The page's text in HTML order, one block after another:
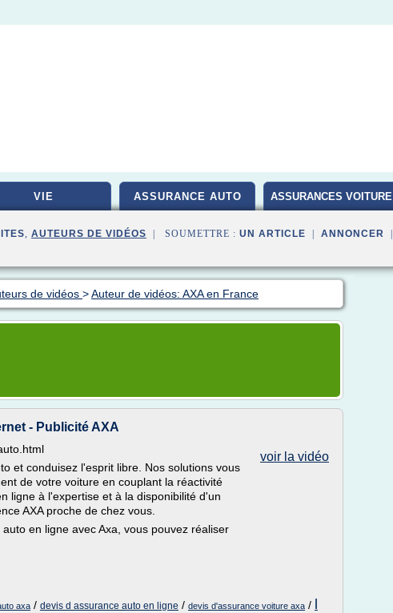
VIE ASSURANCE AUTO ASSURANCES VOITURE
, AUTEURS DE VIDÉOS | SOUMETTRE : UN ARTICLE ANNONCER
de vidéos >Auteur de vidéos: AXA en France
- Publicité AXA
voir la vidéo
et conduisez l'esprit libre. Nos solutions vous
de votre voiture en couplant la réactivité
ligne à l'expertise et à la disponibilité d'un
AXA proche de chez vous.
en ligne avec Axa, vous pouvez réaliser
axa / devis d assurance auto en ligne / devis d'assurance voiture axa /